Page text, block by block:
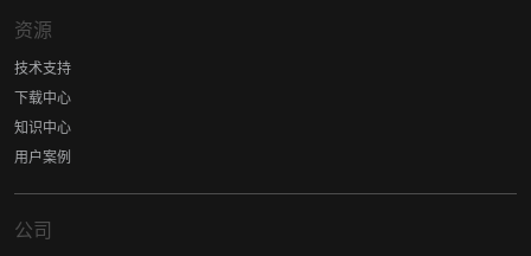
资源
技术支持
下载中心
知识中心
用户案例
公司